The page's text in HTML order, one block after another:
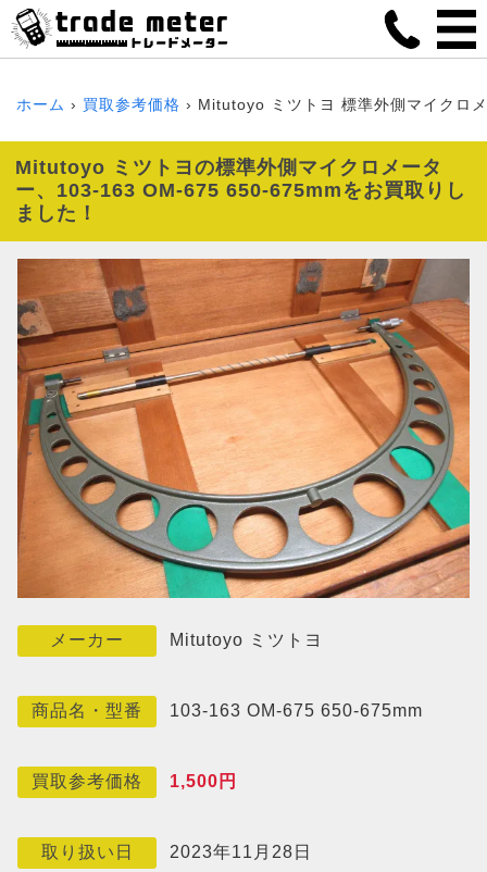
ホーム 買取参考価格 Mitutoyo ミツトヨ 標準外側マイクロ
Mitutoyo ミツトヨの標準外側マイクロメータ
ー、103-163 OM-675 650-675mmをお買取りし
ました！
メーカー Mitutoyo ミツトヨ
商品名・型番 103-163 OM-675 650-675mm
買取参考価格 1,500円
取り扱い日 2023年11月28日